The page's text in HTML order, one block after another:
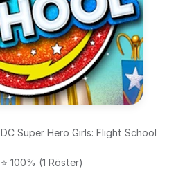
DC Super Hero Girls: Flight School
⭐ 100% (1 Röster)